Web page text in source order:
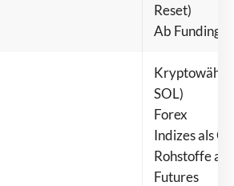
Reset)
Ab Funding
SOL)
Forex
Indizes als
Rohstoffe als
Futures